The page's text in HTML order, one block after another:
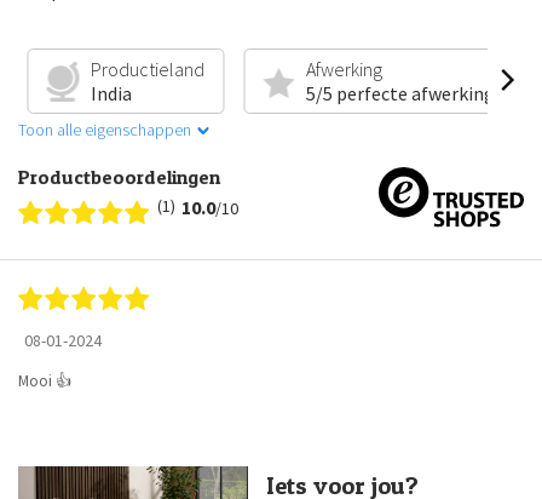
Productieland
India
Afwerking
5/5 perfecte afwerking
Toon alle eigenschappen
Productbeoordelingen
(1) 10.0/10
08-01-2024
Mooi 👍
Iets voor jou?